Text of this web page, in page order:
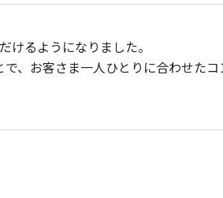
るようになりました。
、お客さま一人ひとりに合わせたコ